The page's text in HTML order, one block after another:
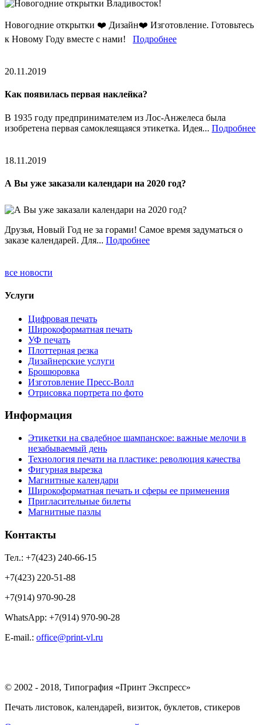
Новогодние открытки ❤️ Дизайн❤️ Изготовление. Готовьтесь
к Новому Году вместе с нами! Подробнее
20.11.2019
Как появилась первая наклейка?
В 1935 году предпринимателем из Лос-Анжелеса была
изобретена первая самоклеящаяся этикетка. Идея... Подробнее
18.11.2019
А Вы уже заказали календари на 2020 год?
Друзья, Новый Год не за горами! Самое время задуматься о
заказе календарей. Для... Подробнее
все новости
Услуги
Цифровая печать
Широкоформатная печать
УФ печать
Плоттерная резка
Дизайнерские услуги
Брошюровка
Изготовление Пресс-Волл
Отрисовка портрета по фото
Информация
Этикетки на свадебное шампанское: важные мелочи в
незабываемый день
Технология печати на пластике: революция качества
Фигурная вырезка
Магнитные календари
Широкоформатная печать и сферы ее применения
Пригласительные билеты
Магнитные пазлы
Контакты
Тел.: +7(423) 240-66-15
+7(423) 220-51-88
+7(914) 970-90-28
WhatsApp: +7(914) 970-90-28
Е-mail.: office@print-vl.ru
© 2002 - 2018, Типография «Принт Экспресс»
Печать листовок, календарей, визиток, буклетов, стикеров